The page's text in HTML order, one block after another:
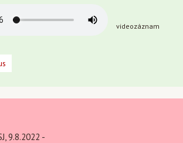
videozáznam
9.8.2022 -